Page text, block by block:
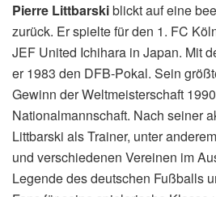
Pierre Littbarskiblickt auf eine
zurück. Er spielte für den 1. FC
JEF United Ichihara in Japan. Mit
er 1983 den DFB-Pokal. Sein
Gewinn der Weltmeisterschaft
Nationalmannschaft. Nach seiner
Littbarski als Trainer, unter
und verschiedenen Vereinen im
Legende des deutschen Fußballs